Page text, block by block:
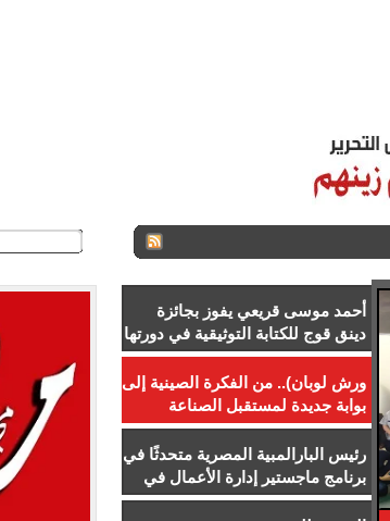
أحمد موسى قريعي يفوز بجائزة
دينق قوج للكتابة التوثيقية في دورتها
الأولى
ورش لوبان).. من الفكرة الصينية إلى
بوابة جديدة لمستقبل الصناعة
المصرية
رئيس البارالمبية المصرية متحدثًا في
برنامج ماجستير إدارة الأعمال في
إدارة الرياضة بجامعة إسلسكا